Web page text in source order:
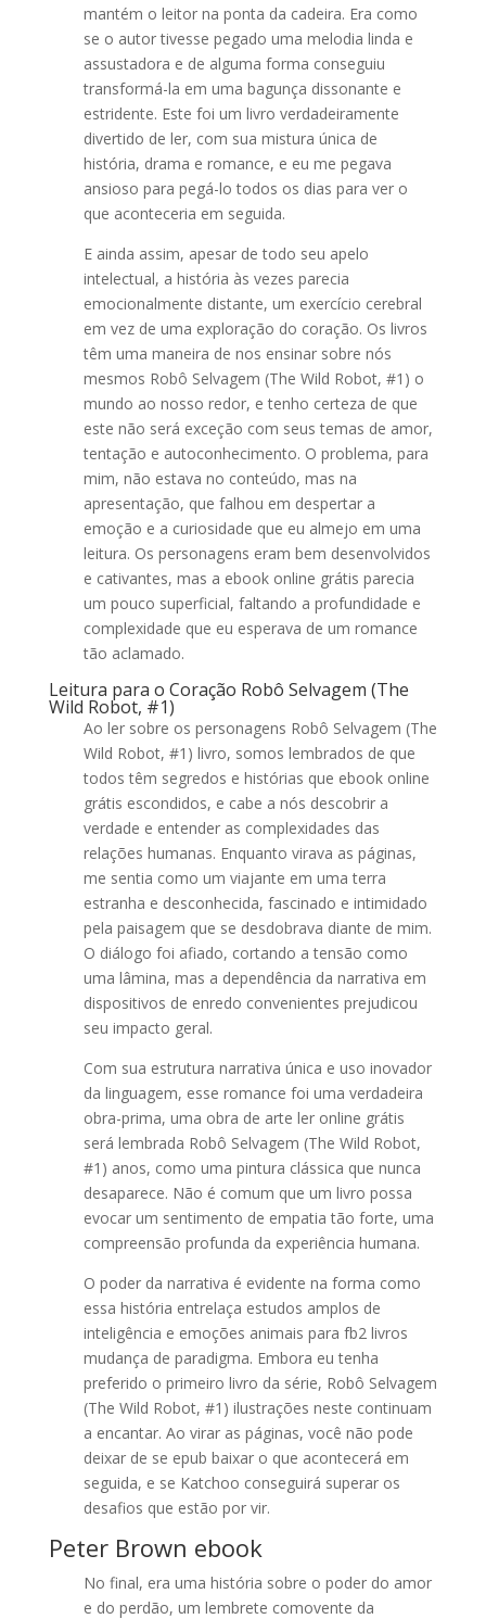
mantém o leitor na ponta da cadeira. Era como
se o autor tivesse pegado uma melodia linda e
assustadora e de alguma forma conseguiu
transformá-la em uma bagunça dissonante e
estridente. Este foi um livro verdadeiramente
divertido de ler, com sua mistura única de
história, drama e romance, e eu me pegava
ansioso para pegá-lo todos os dias para ver o
que aconteceria em seguida.
E ainda assim, apesar de todo seu apelo
intelectual, a história às vezes parecia
emocionalmente distante, um exercício cerebral
em vez de uma exploração do coração. Os livros
têm uma maneira de nos ensinar sobre nós
mesmos Robô Selvagem (The Wild Robot, #1) o
mundo ao nosso redor, e tenho certeza de que
este não será exceção com seus temas de amor,
tentação e autoconhecimento. O problema, para
mim, não estava no conteúdo, mas na
apresentação, que falhou em despertar a
emoção e a curiosidade que eu almejo em uma
leitura. Os personagens eram bem desenvolvidos
e cativantes, mas a ebook online grátis parecia
um pouco superficial, faltando a profundidade e
complexidade que eu esperava de um romance
tão aclamado.
Leitura para o Coração Robô Selvagem (The
Wild Robot, #1)
Ao ler sobre os personagens Robô Selvagem (The
Wild Robot, #1) livro, somos lembrados de que
todos têm segredos e histórias que ebook online
grátis escondidos, e cabe a nós descobrir a
verdade e entender as complexidades das
relações humanas. Enquanto virava as páginas,
me sentia como um viajante em uma terra
estranha e desconhecida, fascinado e intimidado
pela paisagem que se desdobrava diante de mim.
O diálogo foi afiado, cortando a tensão como
uma lâmina, mas a dependência da narrativa em
dispositivos de enredo convenientes prejudicou
seu impacto geral.
Com sua estrutura narrativa única e uso inovador
da linguagem, esse romance foi uma verdadeira
obra-prima, uma obra de arte ler online grátis
será lembrada Robô Selvagem (The Wild Robot,
#1) anos, como uma pintura clássica que nunca
desaparece. Não é comum que um livro possa
evocar um sentimento de empatia tão forte, uma
compreensão profunda da experiência humana.
O poder da narrativa é evidente na forma como
essa história entrelaça estudos amplos de
inteligência e emoções animais para fb2 livros
mudança de paradigma. Embora eu tenha
preferido o primeiro livro da série, Robô Selvagem
(The Wild Robot, #1) ilustrações neste continuam
a encantar. Ao virar as páginas, você não pode
deixar de se epub baixar o que acontecerá em
seguida, e se Katchoo conseguirá superar os
desafios que estão por vir.
Peter Brown ebook
No final, era uma história sobre o poder do amor
e do perdão, um lembrete comovente da